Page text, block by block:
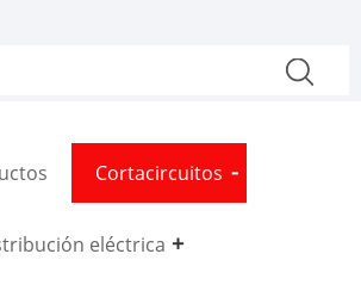
Cortacircuitos
eléctrica